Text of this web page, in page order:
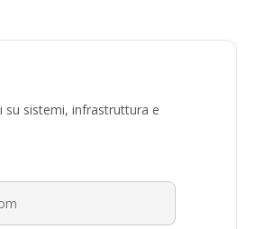
su sistemi, infrastruttura e